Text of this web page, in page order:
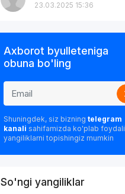
23.03.2025 15:36
Axborot byulleteniga
obuna bo'ling
Shuningdek, siz bizningtelegram
kanali sahifamizda ko'plab foydali
yangiliklarni topishingiz mumkin
So'ngi yangiliklar